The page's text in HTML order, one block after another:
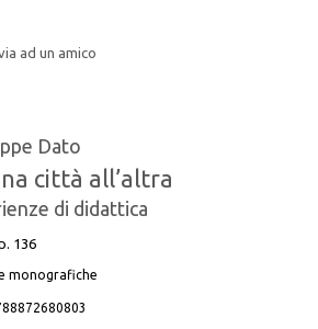
NAZIONALE DEI TESTI
STUDI PER LA STORIA
ad un amico
Dato
città all’altra
di didattica
136
monografiche